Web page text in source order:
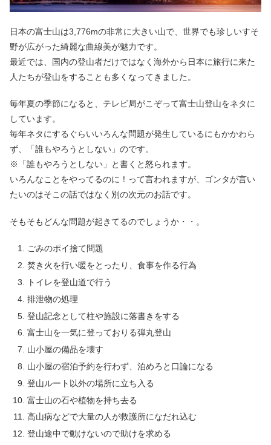
日本の富士山は3,776mの非常に大きい山で、世界でも珍しいすそ
野が広がった綺麗な曲線美が魅力です。
最近では、国内の登山者だけではなく海外から日本に旅行に来た
人たちが登山をすることも多くなってきました。
毎年夏の季節になると、テレビ局がこぞって富士山登山をネタに
しています。
毎年ネタにするぐらいいろんな問題が発生しているにもかかわら
ず、「誰もやろうとしない」のです。
※「誰もやろうとしない」と書くと怒られます。
いろんなことをやってるのに！って言われますが、ゴンタが言い
たいのはそこの話ではなく別の次元のお話です。
そもそもどんな問題が起きてるのでしょうか・・。
ごみのポイ捨て問題
焚き火を行い暖をとったり、食事を作る行為
トイレを登山道で行う
排泄物の処理
登山記念として柱や施設に落書きをする
富士山を一気に登っておりる弾丸登山
山小屋の備品を壊す
山小屋の宿泊予約を行わず、泊めろと口論になる
登山ルート以外の場所に立ち入る
富士山の石や植物を持ち去る
高山病などで大量の人が救護所になだれ込む
登山途中で動けないので助けを求める